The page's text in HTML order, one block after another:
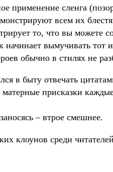
применение сленга
всем их
то, что вы можете
вымучивать тот
обычно в стилях не
в быту отвечать
присказки
– втрое смешнее.
клоунов среди